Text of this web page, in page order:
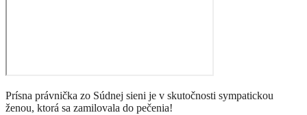
Prísna právnička zo Súdnej sieni je v skutočnosti sympatickou
ženou, ktorá sa zamilovala do pečenia!